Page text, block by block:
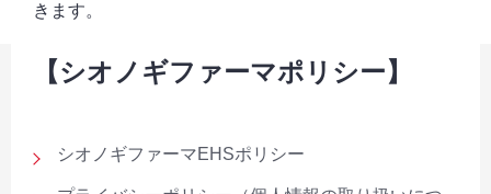
きます。
【シオノギファーマポリシー】
シオノギファーマEHSポリシー